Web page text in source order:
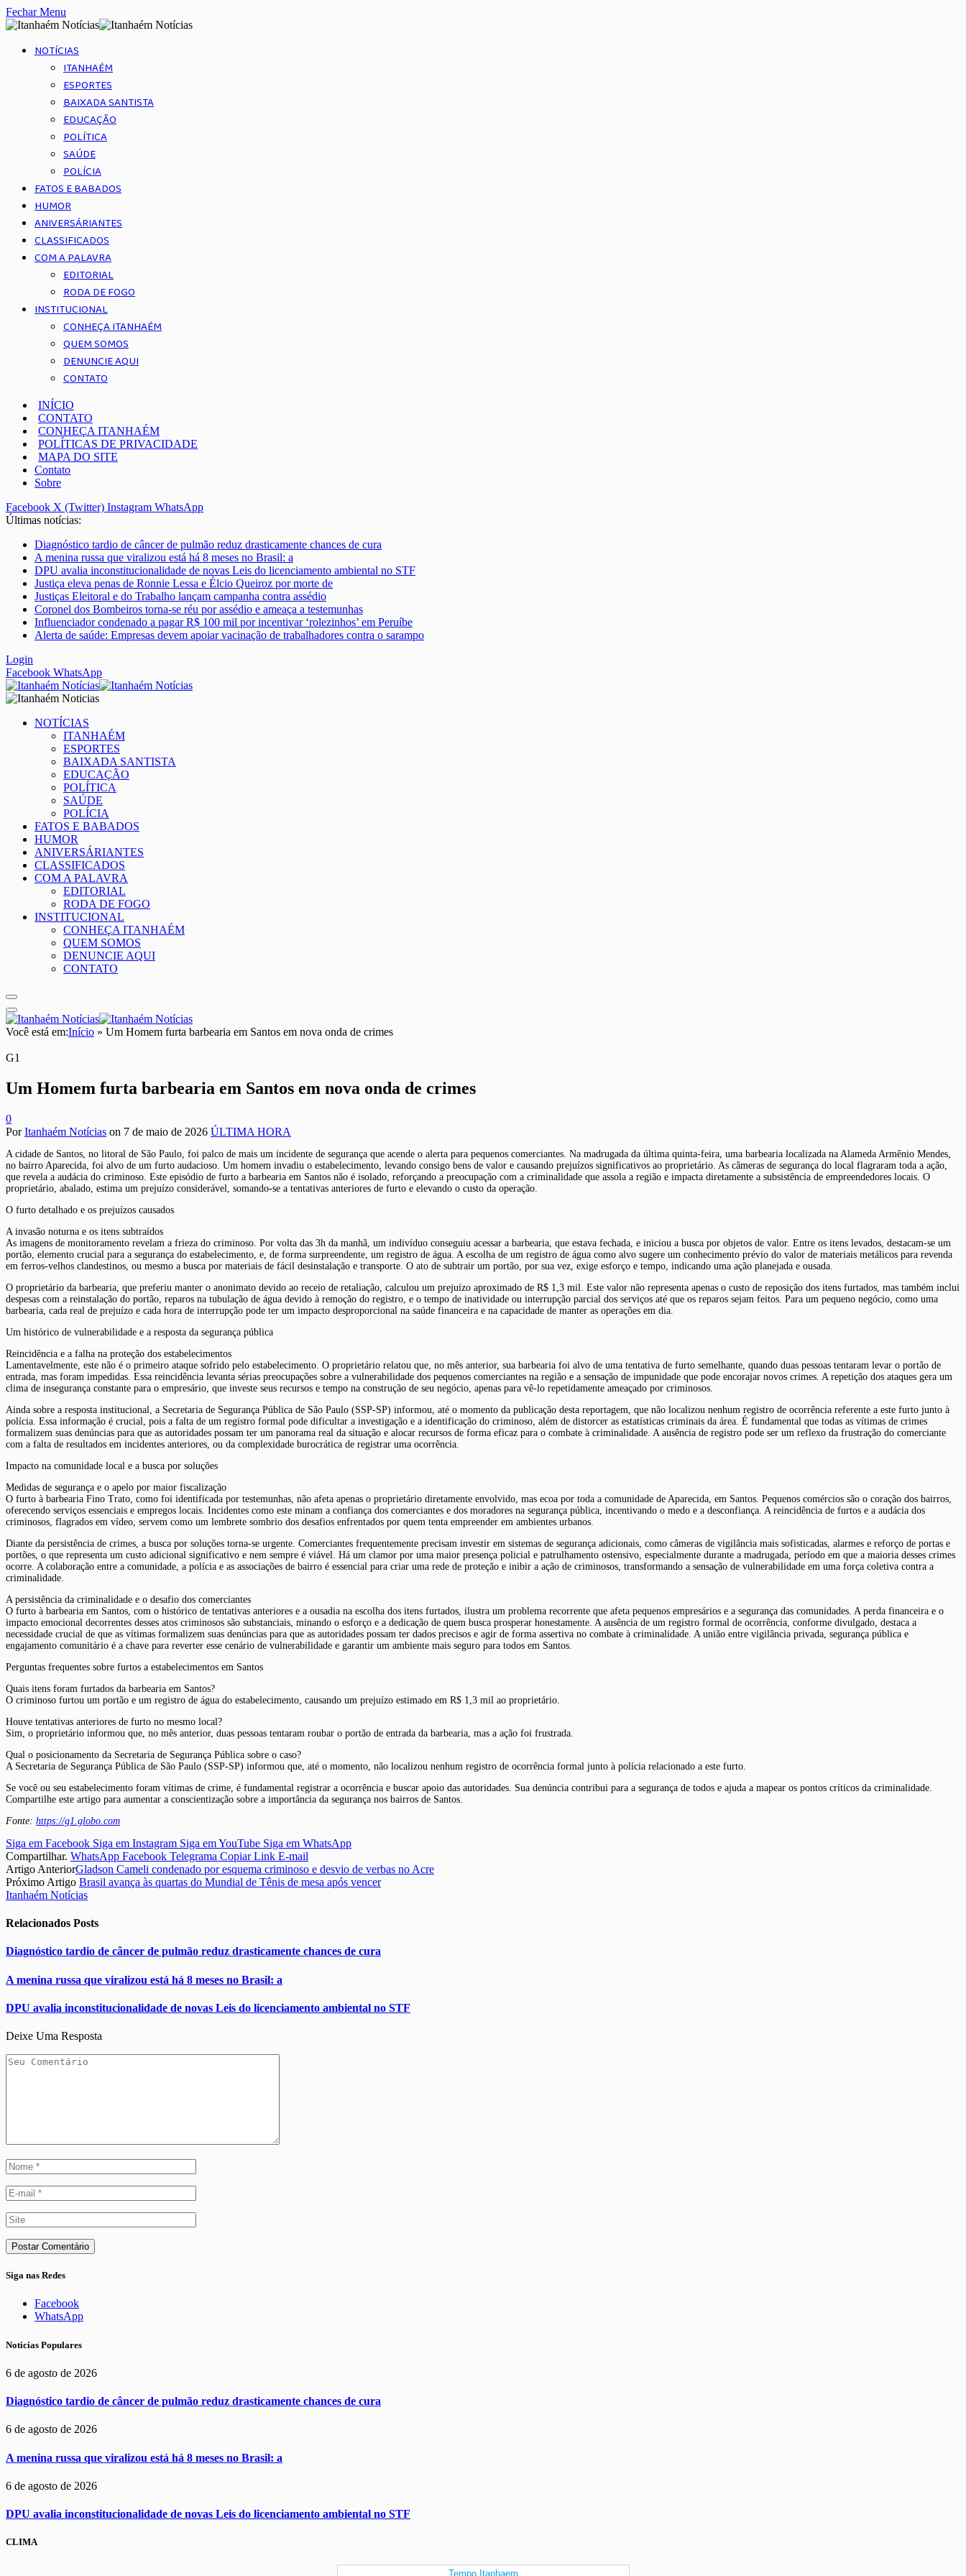
Fechar Menu
NOTÍCIAS
ITANHAÉM
ESPORTES
BAIXADA SANTISTA
EDUCAÇÃO
POLÍTICA
SAÚDE
POLÍCIA
FATOS E BABADOS
HUMOR
ANIVERSÁRIANTES
CLASSIFICADOS
COM A PALAVRA
EDITORIAL
RODA DE FOGO
INSTITUCIONAL
CONHEÇA ITANHAÉM
QUEM SOMOS
DENUNCIE AQUI
CONTATO
INÍCIO
CONTATO
CONHEÇA ITANHAÉM
POLÍTICAS DE PRIVACIDADE
MAPA DO SITE
Contato
Sobre
Facebook X (Twitter) Instagram WhatsApp
Últimas notícias:
Diagnóstico tardio de câncer de pulmão reduz drasticamente chances de cura
A menina russa que viralizou está há 8 meses no Brasil: a
DPU avalia inconstitucionalidade de novas Leis do licenciamento ambiental no STF
Justiça eleva penas de Ronnie Lessa e Élcio Queiroz por morte de
Justiças Eleitoral e do Trabalho lançam campanha contra assédio
Coronel dos Bombeiros torna-se réu por assédio e ameaça a testemunhas
Influenciador condenado a pagar R$ 100 mil por incentivar ‘rolezinhos’ em Peruíbe
Alerta de saúde: Empresas devem apoiar vacinação de trabalhadores contra o sarampo
Login
Facebook WhatsApp
NOTÍCIAS
ITANHAÉM
ESPORTES
BAIXADA SANTISTA
EDUCAÇÃO
POLÍTICA
SAÚDE
POLÍCIA
FATOS E BABADOS
HUMOR
ANIVERSÁRIANTES
CLASSIFICADOS
COM A PALAVRA
EDITORIAL
RODA DE FOGO
INSTITUCIONAL
CONHEÇA ITANHAÉM
QUEM SOMOS
DENUNCIE AQUI
CONTATO
Você está em:Início » Um Homem furta barbearia em Santos em nova onda de crimes
G1
Um Homem furta barbearia em Santos em nova onda de crimes
0
PorItanhaém Notícias on 7 de maio de 2026 ÚLTIMA HORA
A cidade de Santos, no litoral de São Paulo, foi palco de mais um incidente de segurança que acende o alerta para pequenos comerciantes. Na madrugada da última quinta-feira, uma barbearia localizada na Alameda Armênio Mendes,
no bairro Aparecida, foi alvo de um furto audacioso. Um homem invadiu o estabelecimento, levando consigo bens de valor e causando prejuízos significativos ao proprietário. As câmeras de segurança do local flagraram toda a ação,
que revela a audácia do criminoso. Este episódio de furto a barbearia em Santos não é isolado, reforçando a preocupação com a criminalidade que assola a região e impacta diretamente a subsistência de empreendedores locais. O
proprietário, abalado, estima um prejuízo considerável, somando-se a tentativas anteriores de furto e elevando o custo da operação.
O furto detalhado e os prejuízos causados
A invasão noturna e os itens subtraídos
As imagens de monitoramento revelam a frieza do criminoso. Por volta das 3h da manhã, um indivíduo conseguiu acessar a barbearia, que estava fechada, e iniciou a busca por objetos de valor. Entre os itens levados, destacam-se um
portão, elemento crucial para a segurança do estabelecimento, e, de forma surpreendente, um registro de água. A escolha de um registro de água como alvo sugere um conhecimento prévio do valor de materiais metálicos para revenda
em ferros-velhos clandestinos, ou mesmo a busca por materiais de fácil desinstalação e transporte. O ato de subtrair um portão, por sua vez, exige esforço e tempo, indicando uma ação planejada e ousada.
O proprietário da barbearia, que preferiu manter o anonimato devido ao receio de retaliação, calculou um prejuízo aproximado de R$ 1,3 mil. Este valor não representa apenas o custo de reposição dos itens furtados, mas também inclui
despesas com a reinstalação do portão, reparos na tubulação de água devido à remoção do registro, e o tempo de inatividade ou interrupção parcial dos serviços até que os reparos sejam feitos. Para um pequeno negócio, como uma
barbearia, cada real de prejuízo e cada hora de interrupção pode ter um impacto desproporcional na saúde financeira e na capacidade de manter as operações em dia.
Um histórico de vulnerabilidade e a resposta da segurança pública
Reincidência e a falha na proteção dos estabelecimentos
Lamentavelmente, este não é o primeiro ataque sofrido pelo estabelecimento. O proprietário relatou que, no mês anterior, sua barbearia foi alvo de uma tentativa de furto semelhante, quando duas pessoas tentaram levar o portão de
entrada, mas foram impedidas. Essa reincidência levanta sérias preocupações sobre a vulnerabilidade dos pequenos comerciantes na região e a sensação de impunidade que pode encorajar novos crimes. A repetição dos ataques gera um
clima de insegurança constante para o empresário, que investe seus recursos e tempo na construção de seu negócio, apenas para vê-lo repetidamente ameaçado por criminosos.
Ainda sobre a resposta institucional, a Secretaria de Segurança Pública de São Paulo (SSP-SP) informou, até o momento da publicação desta reportagem, que não localizou nenhum registro de ocorrência referente a este furto junto à
polícia. Essa informação é crucial, pois a falta de um registro formal pode dificultar a investigação e a identificação do criminoso, além de distorcer as estatísticas criminais da área. É fundamental que todas as vítimas de crimes
formalizem suas denúncias para que as autoridades possam ter um panorama real da situação e alocar recursos de forma eficaz para o combate à criminalidade. A ausência de registro pode ser um reflexo da frustração do comerciante
com a falta de resultados em incidentes anteriores, ou da complexidade burocrática de registrar uma ocorrência.
Impacto na comunidade local e a busca por soluções
Medidas de segurança e o apelo por maior fiscalização
O furto à barbearia Fino Trato, como foi identificada por testemunhas, não afeta apenas o proprietário diretamente envolvido, mas ecoa por toda a comunidade de Aparecida, em Santos. Pequenos comércios são o coração dos bairros,
oferecendo serviços essenciais e empregos locais. Incidentes como este minam a confiança dos comerciantes e dos moradores na segurança pública, incentivando o medo e a desconfiança. A reincidência de furtos e a audácia dos
criminosos, flagrados em vídeo, servem como um lembrete sombrio dos desafios enfrentados por quem tenta empreender em ambientes urbanos.
Diante da persistência de crimes, a busca por soluções torna-se urgente. Comerciantes frequentemente precisam investir em sistemas de segurança adicionais, como câmeras de vigilância mais sofisticadas, alarmes e reforço de portas e
portões, o que representa um custo adicional significativo e nem sempre é viável. Há um clamor por uma maior presença policial e patrulhamento ostensivo, especialmente durante a madrugada, período em que a maioria desses crimes
ocorre. A colaboração entre a comunidade, a polícia e as associações de bairro é essencial para criar uma rede de proteção e inibir a ação de criminosos, transformando a sensação de vulnerabilidade em uma força coletiva contra a
criminalidade.
A persistência da criminalidade e o desafio dos comerciantes
O furto à barbearia em Santos, com o histórico de tentativas anteriores e a ousadia na escolha dos itens furtados, ilustra um problema recorrente que afeta pequenos empresários e a segurança das comunidades. A perda financeira e o
impacto emocional decorrentes desses atos criminosos são substanciais, minando o esforço e a dedicação de quem busca prosperar honestamente. A ausência de um registro formal de ocorrência, conforme divulgado, destaca a
necessidade crucial de que as vítimas formalizem suas denúncias para que as autoridades possam ter dados precisos e agir de forma assertiva no combate à criminalidade. A união entre vigilância privada, segurança pública e
engajamento comunitário é a chave para reverter esse cenário de vulnerabilidade e garantir um ambiente mais seguro para todos em Santos.
Perguntas frequentes sobre furtos a estabelecimentos em Santos
Quais itens foram furtados da barbearia em Santos?
O criminoso furtou um portão e um registro de água do estabelecimento, causando um prejuízo estimado em R$ 1,3 mil ao proprietário.
Houve tentativas anteriores de furto no mesmo local?
Sim, o proprietário informou que, no mês anterior, duas pessoas tentaram roubar o portão de entrada da barbearia, mas a ação foi frustrada.
Qual o posicionamento da Secretaria de Segurança Pública sobre o caso?
A Secretaria de Segurança Pública de São Paulo (SSP-SP) informou que, até o momento, não localizou nenhum registro de ocorrência formal junto à polícia relacionado a este furto.
Se você ou seu estabelecimento foram vítimas de crime, é fundamental registrar a ocorrência e buscar apoio das autoridades. Sua denúncia contribui para a segurança de todos e ajuda a mapear os pontos críticos da criminalidade.
Compartilhe este artigo para aumentar a conscientização sobre a importância da segurança nos bairros de Santos.
Fonte: https://g1.globo.com
Siga em Facebook Siga em Instagram Siga em YouTube Siga em WhatsApp
Compartilhar. WhatsApp Facebook Telegrama Copiar Link E-mail
Artigo AnteriorGladson Cameli condenado por esquema criminoso e desvio de verbas no Acre
Próximo Artigo Brasil avança às quartas do Mundial de Tênis de mesa após vencer
Itanhaém Notícias
Relacionados Posts
Diagnóstico tardio de câncer de pulmão reduz drasticamente chances de cura
A menina russa que viralizou está há 8 meses no Brasil: a
DPU avalia inconstitucionalidade de novas Leis do licenciamento ambiental no STF
Deixe Uma Resposta
Siga nas Redes
Facebook
WhatsApp
Noticias Populares
6 de agosto de 2026
Diagnóstico tardio de câncer de pulmão reduz drasticamente chances de cura
6 de agosto de 2026
A menina russa que viralizou está há 8 meses no Brasil: a
6 de agosto de 2026
DPU avalia inconstitucionalidade de novas Leis do licenciamento ambiental no STF
CLIMA